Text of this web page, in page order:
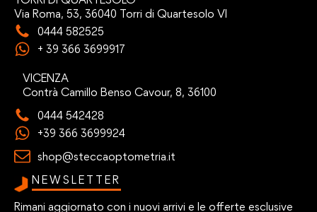
Via Roma, 53, 36040 Torri di Quartesolo VI
0444 582525
+ 39 366 3699917
VICENZA
Contrà Camillo Benso Cavour, 8, 36100
0444 542428
+39 366 3699924
shop@steccaoptometria.it
NEWSLETTER
Rimani aggiornato con i nuovi arrivi e le offerte esclusive